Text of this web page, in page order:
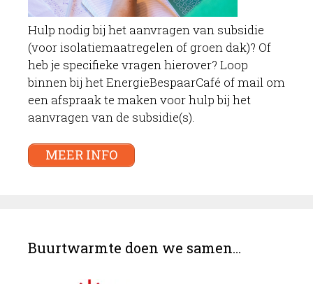
Hulp nodig bij het aanvragen van subsidie
(voor isolatiemaatregelen of groen dak)? Of
heb je specifieke vragen hierover? Loop
binnen bij het EnergieBespaarCafé of mail om
een afspraak te maken voor hulp bij het
aanvragen van de subsidie(s).
MEER INFO
Buurtwarmte doen we samen…